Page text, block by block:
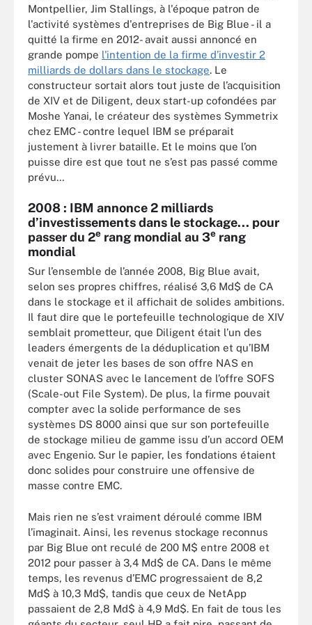
Montpellier, Jim Stallings, à l'époque patron de
l'activité systèmes d'entreprises de Big Blue - il a
quitté la firme en 2012- avait aussi annoncé en
grande pompe l'intention de la firme d’investir 2
milliards de dollars dans le stockage. Le
constructeur sortait alors tout juste de l’acquisition
de XIV et de Diligent, deux start-up cofondées par
Moshe Yanai, le créateur des systèmes Symmetrix
chez EMC - contre lequel IBM se préparait
justement à livrer bataille. Et le moins que l’on
puisse dire est que tout ne s’est pas passé comme
prévu…
2008 : IBM annonce 2 milliards
d’investissements dans le stockage... pour
passer du 2e rang mondial au 3e rang
mondial
Sur l’ensemble de l’année 2008, Big Blue avait,
selon ses propres chiffres, réalisé 3,6 Md$ de CA
dans le stockage et il affichait de solides ambitions.
Il faut dire que le portefeuille technologique de XIV
semblait prometteur, que Diligent était l’un des
leaders émergents de la déduplication et qu’IBM
venait de jeter les bases de son offre NAS en
cluster SONAS avec le lancement de l’offre SOFS
(Scale-out File System). De plus, la firme pouvait
compter avec la solide performance de ses
systèmes DS 8000 ainsi que sur son portefeuille
de stockage milieu de gamme issu d’un accord OEM
avec Engenio. Sur le papier, les fondations étaient
donc solides pour construire une offensive de
masse contre EMC.
Mais rien ne s’est vraiment déroulé comme IBM
l’imaginait. Ainsi, les revenus stockage reconnus
par Big Blue ont reculé de 200 M$ entre 2008 et
2012 pour passer à 3,4 Md$ de CA. Dans le même
temps, les revenus d’EMC progressaient de 8,2
Md$ à 10,3 Md$, tandis que ceux de NetApp
passaient de 2,8 Md$ à 4,9 Md$. En fait de tous les